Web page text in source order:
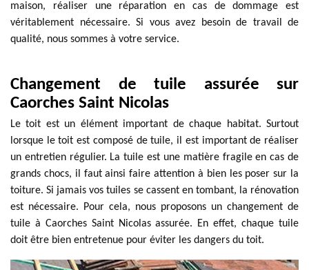
maison, réaliser une réparation en cas de dommage est
véritablement nécessaire. Si vous avez besoin de travail de
qualité, nous sommes à votre service.
Changement de tuile assurée sur
Caorches Saint Nicolas
Le toit est un élément important de chaque habitat. Surtout
lorsque le toit est composé de tuile, il est important de réaliser
un entretien régulier. La tuile est une matière fragile en cas de
grands chocs, il faut ainsi faire attention à bien les poser sur la
toiture. Si jamais vos tuiles se cassent en tombant, la rénovation
est nécessaire. Pour cela, nous proposons un changement de
tuile à Caorches Saint Nicolas assurée. En effet, chaque tuile
doit être bien entretenue pour éviter les dangers du toit.